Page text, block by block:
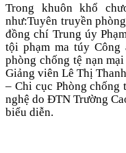
Trong khuôn khổ
như:Tuyên truyền
đồng chí Trung úy
tội phạm ma túy Công
phòng chống tệ nạn
Giảng viên Lê Thị
– Chi cục Phòng chống
nghệ do ĐTN Trường
biểu diễn.